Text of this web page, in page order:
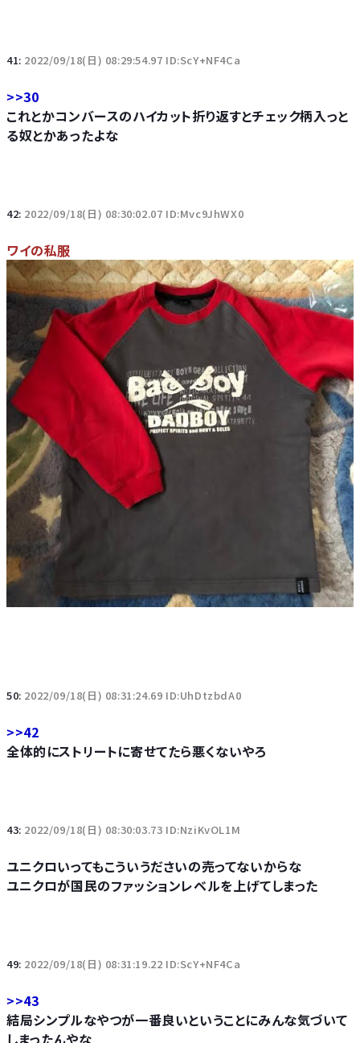
41: 2022/09/18(日) 08:29:54.97 ID:ScY+NF4Ca
>>30
これとかコンバースのハイカット折り返すとチェック柄入っと
る奴とかあったよな
42: 2022/09/18(日) 08:30:02.07 ID:Mvc9JhWX0
ワイの私服
50: 2022/09/18(日) 08:31:24.69 ID:UhDtzbdA0
>>42
全体的にストリートに寄せてたら悪くないやろ
43: 2022/09/18(日) 08:30:03.73 ID:NziKvOL1M
ユニクロいってもこういうださいの売ってないからな
ユニクロが国民のファッションレベルを上げてしまった
49: 2022/09/18(日) 08:31:19.22 ID:ScY+NF4Ca
>>43
結局シンプルなやつが一番良いということにみんな気づいて
しまったんやな